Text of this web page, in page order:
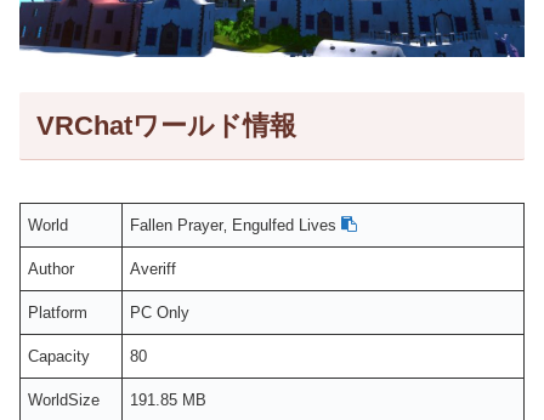
VRChatワールド情報
World Fallen Prayer‚ Engulfed Lives
Author Averiff
Platform PC Only
Capacity 80
WorldSize 191.85 MB